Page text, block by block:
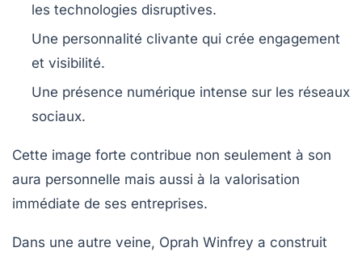
les technologies disruptives.
Une personnalité clivante qui crée engagement
et visibilité.
Une présence numérique intense sur les réseaux
sociaux.
Cette image forte contribue non seulement à son
aura personnelle mais aussi à la valorisation
immédiate de ses entreprises.
Dans une autre veine, Oprah Winfrey a construit